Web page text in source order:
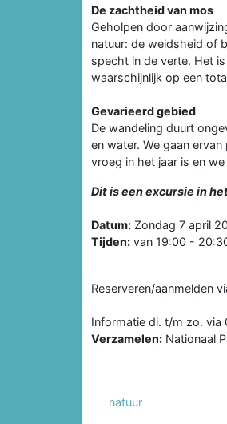
De zachtheid van mos
Geholpen door
natuur: de weidsheid of
specht in de verte. Het
waarschijnlijk op een
Gevarieerd gebied
De wandeling duurt
en water. We gaan
vroeg in het jaar is en
Dit is een excursie in
Datum: Zondag 7 april
Tijden: van 19:00 -
Reserveren/aanmelden
Informatie di. t/m zo. via
Verzamelen: Nationaal
natuur